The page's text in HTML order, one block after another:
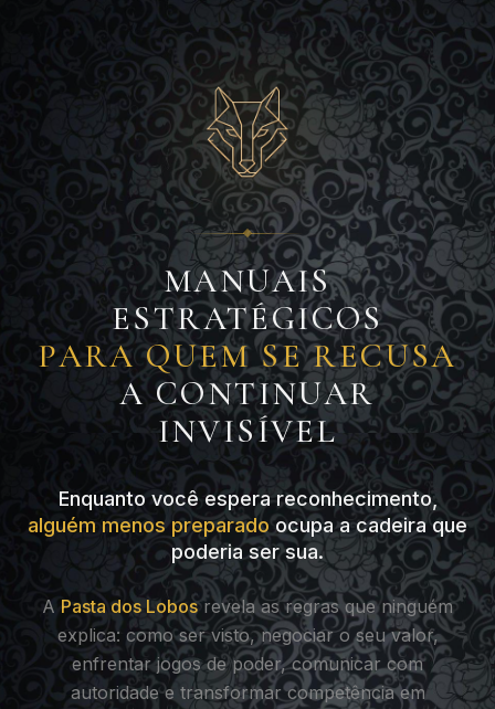
MANUAIS
ESTRATÉGICOS
PARA QUEM SE RECUSA
A CONTINUAR
INVISÍVEL
Enquanto você espera reconhecimento,
alguém menos preparadoocupa a cadeira que
poderia ser sua.
APasta dos Lobosrevela as regras que ninguém
explica: como ser visto, negociar o seu valor,
enfrentar jogos de poder, comunicar com
autoridade e transformar competência em